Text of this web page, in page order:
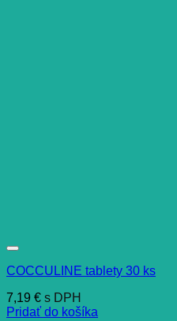
COCCULINE tablety 30 ks
7,19 € s DPH
Pridať do košíka